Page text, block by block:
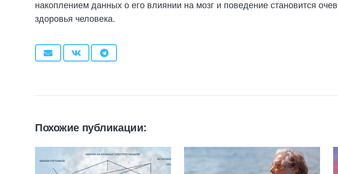
накоплением данных о его влиянии на мозг и поведение становится
здоровья человека.
Похожие публикации: